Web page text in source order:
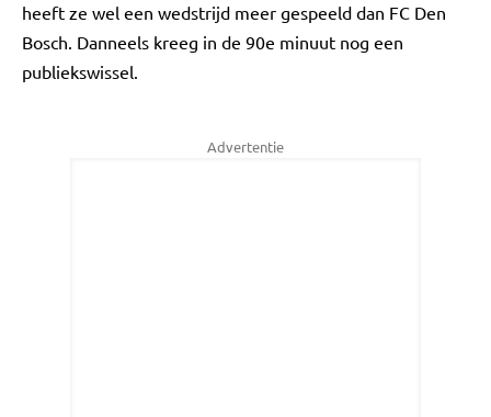
heeft ze wel een wedstrijd meer gespeeld dan FC Den
Bosch. Danneels kreeg in de 90e minuut nog een
publiekswissel.
Advertentie